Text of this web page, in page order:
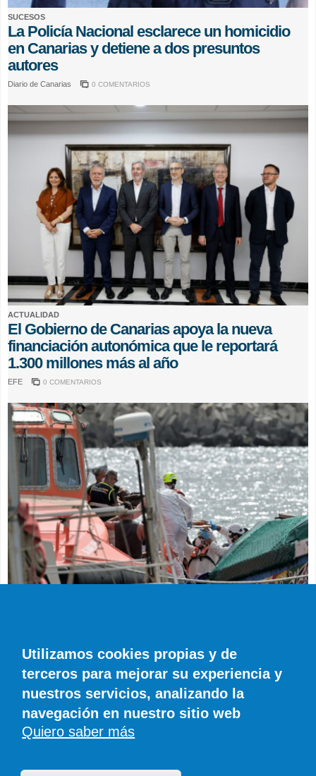
SUCESOS
La Policía Nacional esclarece un homicidio
en Canarias y detiene a dos presuntos
autores
Diario de Canarias 0 COMENTARIOS
ACTUALIDAD
El Gobierno de Canarias apoya la nueva
financiación autonómica que le reportará
1.300 millones más al año
EFE 0 COMENTARIOS
Hierro
EFE 0 COMENTARIOS
© SIROCO INFORMACIÓN SL | Tel. 828 081 655 | Móvil y WhatsApp 606 845
886 |info@diariodefuerteventura.com
Utilizamos cookies propias y de
terceros para mejorar su experiencia y
nuestros servicios, analizando la
navegación en nuestro sitio web
Quiero saber más